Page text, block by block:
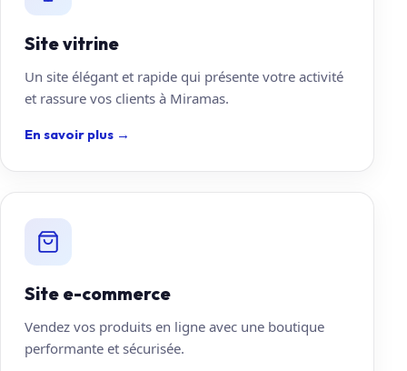
Site vitrine
Un site élégant et rapide qui présente votre activité
et rassure vos clients à Miramas.
En savoir plus →
Site e-commerce
Vendez vos produits en ligne avec une boutique
performante et sécurisée.